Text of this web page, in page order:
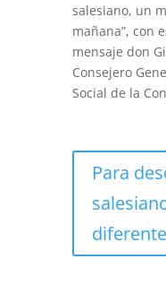
salesiano, un
mañana”, con
mensaje don
Consejero
Social de la
Para